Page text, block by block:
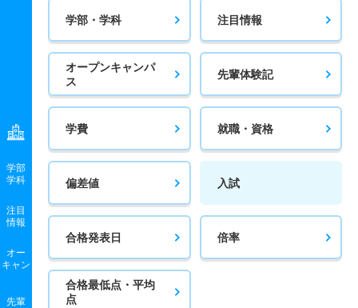
学部
学科
注目
情報
オー
キャン
先輩
学部・学科 注目情報
オープンキャンパ
ス
先輩体験記
学費 就職・資格
偏差値 入試
合格発表日 倍率
合格最低点・平均
点